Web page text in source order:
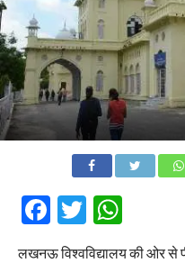
Facebook
Twitter
लखनऊ विश्वविद्यालय की ओर से